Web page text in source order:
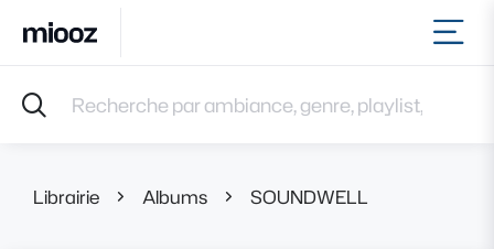
Accueil
Musiques
Playlists
Librairie Albums SOUNDWELL